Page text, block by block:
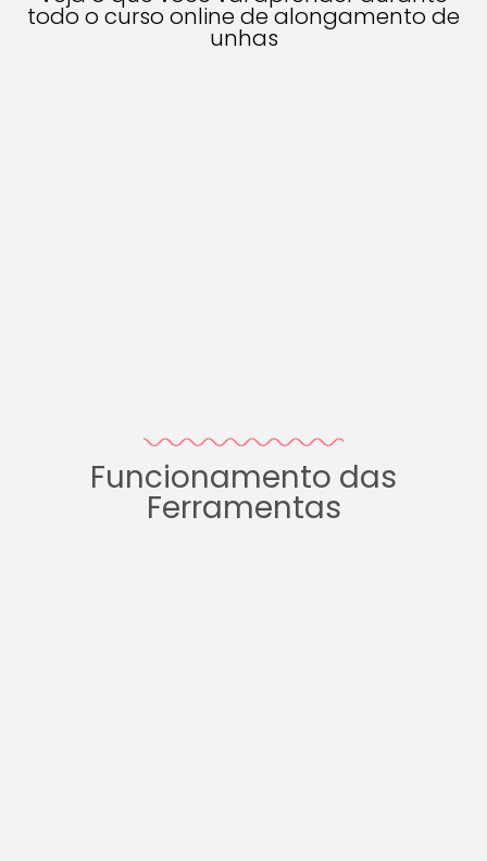
todo o curso online de alongamento de
unhas
Funcionamento das
Ferramentas